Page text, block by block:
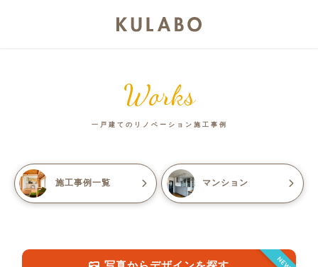
Works
一戸建てのリノベーション施工事例
施工事例一覧 マンション
NEW